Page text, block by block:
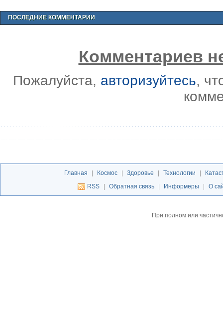
ПОСЛЕДНИЕ КОММЕНТАРИИ
Комментариев
Пожалуйста, авторизуйтесь,
Главная | Космос | Здоровье | Технологии |
RSS
| Обратная связь | Информеры | О
При полном или